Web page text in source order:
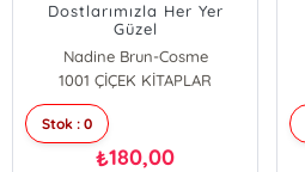
Dostlarımızla Her Yer
Güzel
Nadine Brun-Cosme
1001 ÇİÇEK KİTAPLAR
Stok : 0
₺180,00